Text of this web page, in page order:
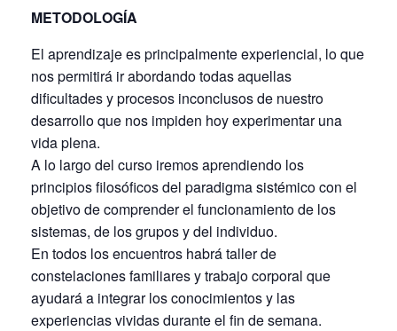
METODOLOGÍA
El aprendizaje es principalmente experiencial, lo que
nos permitirá ir abordando todas aquellas
dificultades y procesos inconclusos de nuestro
desarrollo que nos impiden hoy experimentar una
vida plena.
A lo largo del curso iremos aprendiendo los
principios filosóficos del paradigma sistémico con el
objetivo de comprender el funcionamiento de los
sistemas, de los grupos y del individuo.
En todos los encuentros habrá taller de
constelaciones familiares y trabajo corporal que
ayudará a integrar los conocimientos y las
experiencias vividas durante el fin de semana.